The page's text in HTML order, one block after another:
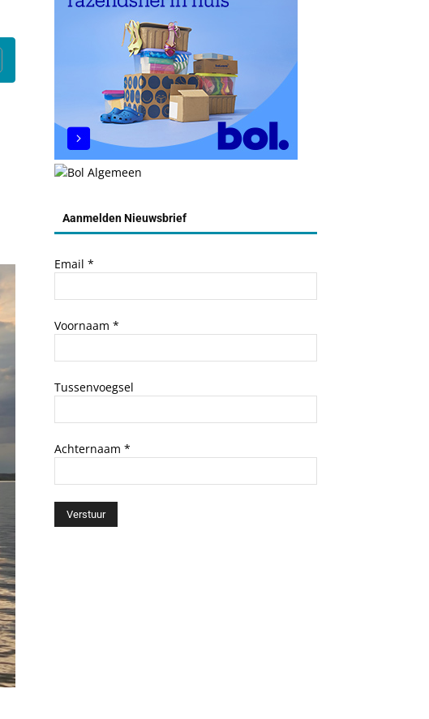
Aanmelden Nieuwsbrief
Email *
Voornaam *
Tussenvoegsel
Achternaam *